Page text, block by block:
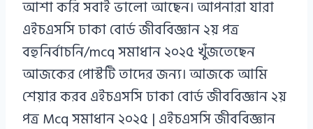
আশা করি সবাই ভালো আছেন। আপনারা যারা
এইচএসসি ঢাকা বোর্ড জীববিজ্ঞান ২য় পত্র
বহুনির্বাচনি/mcq সমাধান ২০২৫ খুঁজতেছেন
আজকের পোস্টটি তাদের জন্য। আজকে আমি
শেয়ার করব এইচএসসি ঢাকা বোর্ড জীববিজ্ঞান ২য়
পত্র Mcq সমাধান ২০২৫ | এইচএসসি জীববিজ্ঞান